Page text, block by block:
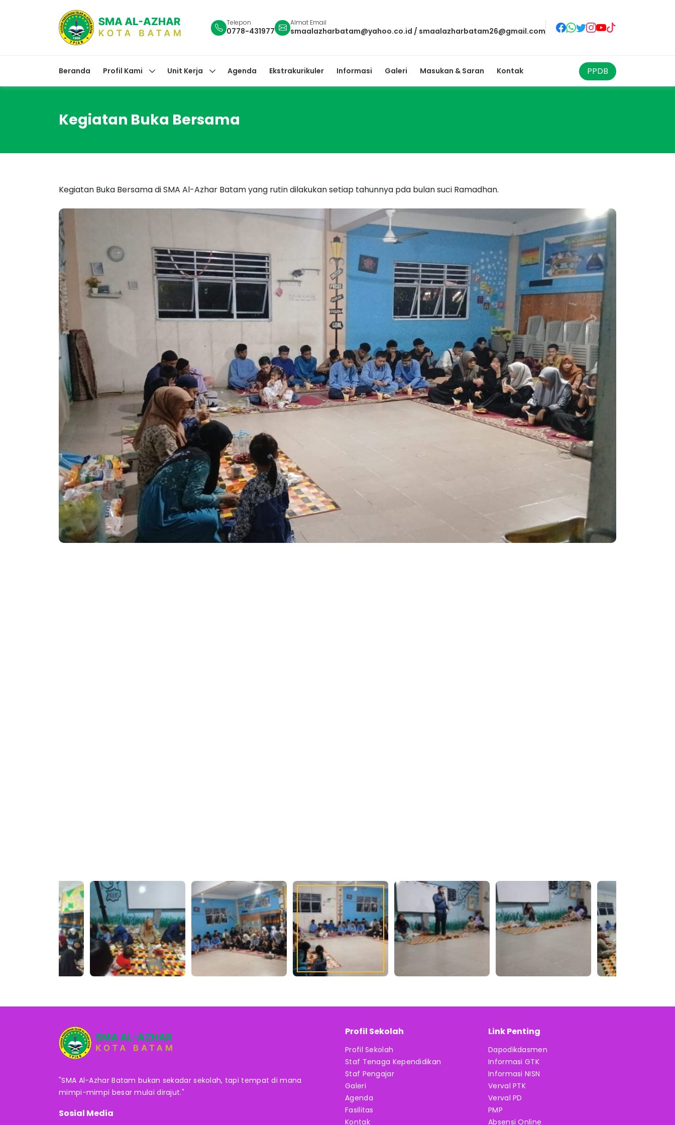
Telepon
0778-431977
Almat Email
smaalazharbatam@yahoo.co.id / smaalazharbatam26@gmail.com
Beranda Profil Kami Unit Kerja Agenda Ekstrakurikuler Informasi Galeri Masukan & Saran Kontak PPDB
Kegiatan Buka Bersama
Kegiatan Buka Bersama di SMA Al-Azhar Batam yang rutin dilakukan setiap tahunnya pda bulan suci Ramadhan.
"SMA Al-Azhar Batam bukan sekadar sekolah, tapi tempat di mana
mimpi-mimpi besar mulai dirajut."
Sosial Media
Profil Sekolah
Profil Sekolah
Staf Tenaga Kependidikan
Staf Pengajar
Galeri
Agenda
Fasilitas
Kontak
Link Penting
Dapodikdasmen
Informasi GTK
Informasi NISN
Verval PTK
Verval PD
PMP
Absensi Online